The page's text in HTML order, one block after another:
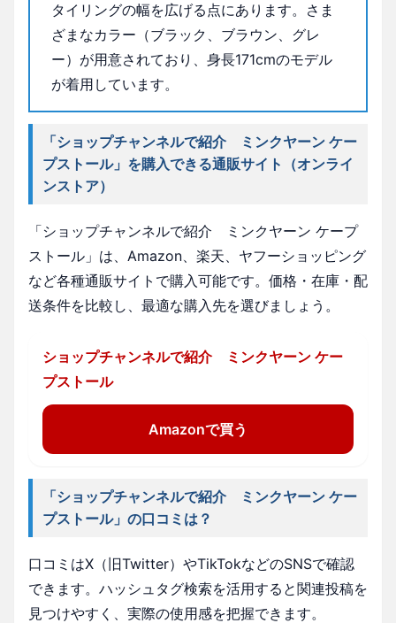
タイリングの幅を広げる点にあります。さま
ざまなカラー（ブラック、ブラウン、グレ
ー）が用意されており、身長171cmのモデル
が着用しています。
「ショップチャンネルで紹介 ミンクヤーン ケー
プストール」を購入できる通販サイト（オンライ
ンストア）
「ショップチャンネルで紹介 ミンクヤーン ケープ
ストール」は、Amazon、楽天、ヤフーショッピング
など各種通販サイトで購入可能です。価格・在庫・配
送条件を比較し、最適な購入先を選びましょう。
ショップチャンネルで紹介 ミンクヤーン ケー
プストール
Amazonで買う
「ショップチャンネルで紹介 ミンクヤーン ケー
プストール」の口コミは？
口コミはX（旧Twitter）やTikTokなどのSNSで確認
できます。ハッシュタグ検索を活用すると関連投稿を
見つけやすく、実際の使用感を把握できます。